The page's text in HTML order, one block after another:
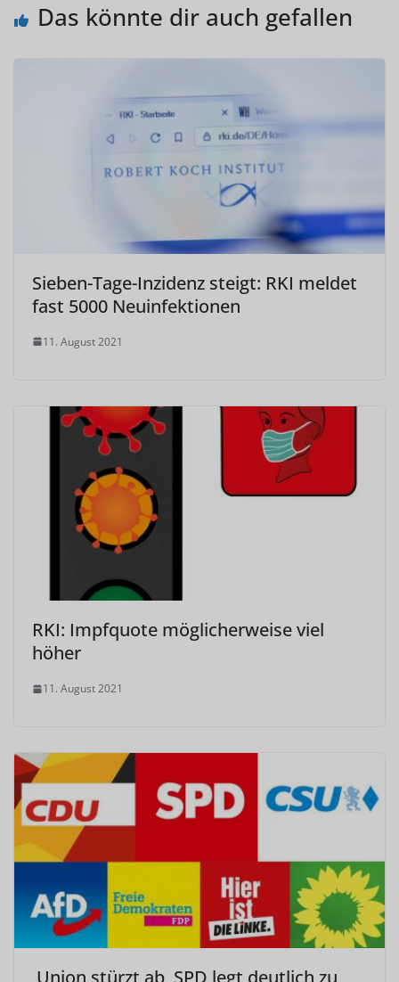
Das könnte dir auch gefallen
Sieben-Tage-Inzidenz steigt: RKI meldet
fast 5000 Neuinfektionen
11. August 2021
RKI: Impfquote möglicherweise viel
höher
11. August 2021
Union stürzt ab, SPD legt deutlich zu